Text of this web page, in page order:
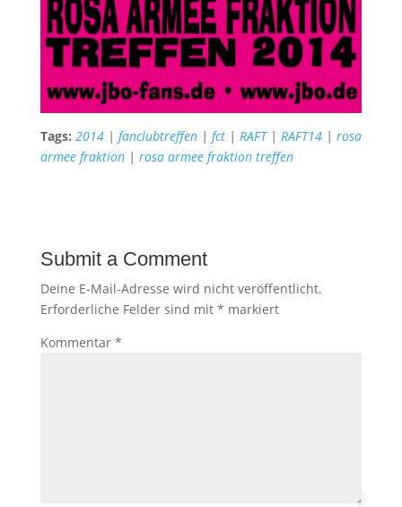
Tags: 2014| fanclubtreffen| fct| RAFT| RAFT14| rosa
armee fraktion| rosa armee fraktion treffen
Submit a Comment
Deine E-Mail-Adresse wird nicht veröffentlicht.
Erforderliche Felder sind mit * markiert
Kommentar *